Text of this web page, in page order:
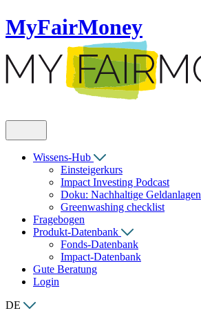
MyFairMoney
Wissens-Hub
Einsteigerkurs
Impact Investing Podcast
Doku: Nachhaltige Geldanlagen
Greenwashing checklist
Fragebogen
Produkt-Datenbank
Fonds-Datenbank
Impact-Datenbank
Gute Beratung
Login
DE